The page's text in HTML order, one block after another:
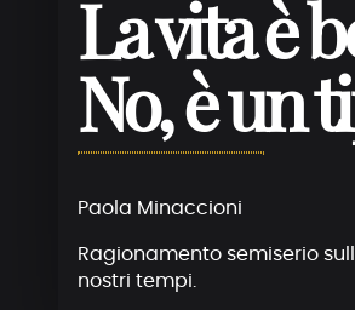
La vita è
No, è un
Paola Minaccioni
Ragionamento semiserio
nostri tempi.